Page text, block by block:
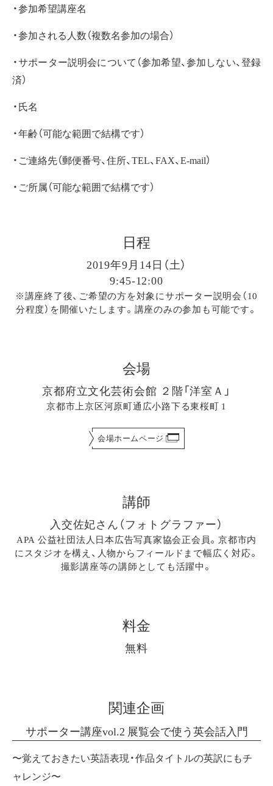
・参加希望講座名
・参加される人数（複数名参加の場合）
・サポーター説明会について（参加希望、参加しない、登録
済）
・氏名
・年齢（可能な範囲で結構です）
・ご連絡先（郵便番号、住所、TEL、FAX、E-mail）
・ご所属（可能な範囲で結構です）
日程
2019年9月14日（土）
9:45-12:00
※講座終了後、ご希望の方を対象にサポーター説明会（10
分程度）を開催いたします。講座のみの参加も可能です。
会場
京都府立文化芸術会館 ２階「洋室Ａ」
京都市上京区河原町通広小路下る東桜町 1
会場ホームページ
講師
入交佐妃さん（フォトグラファー）
APA 公益社団法人日本広告写真家協会正会員。京都市内
にスタジオを構え、人物からフィールドまで幅広く対応。
撮影講座等の講師としても活躍中。
料金
無料
関連企画
サポーター講座vol.2 展覧会で使う英会話入門
〜覚えておきたい英語表現・作品タイトルの英訳にもチ
ャレンジ〜